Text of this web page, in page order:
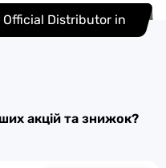
Distributor in
акцій та знижок?